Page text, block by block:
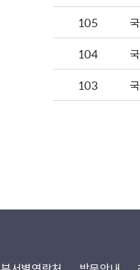
105
104
103